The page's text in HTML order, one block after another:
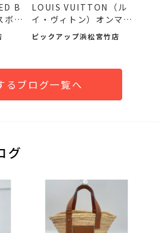
B
ボデ
LOUIS VUITTON（ル
イ・ヴィトン）オンマイ
サイドMM...
ピックアップ浜松宮竹店
るブログ一覧へ
グ